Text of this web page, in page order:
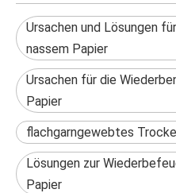
Ursachen und Lösungen
nassem Papier
Ursachen für die
Papier
flachgarngewebtes
Lösungen zur
Papier